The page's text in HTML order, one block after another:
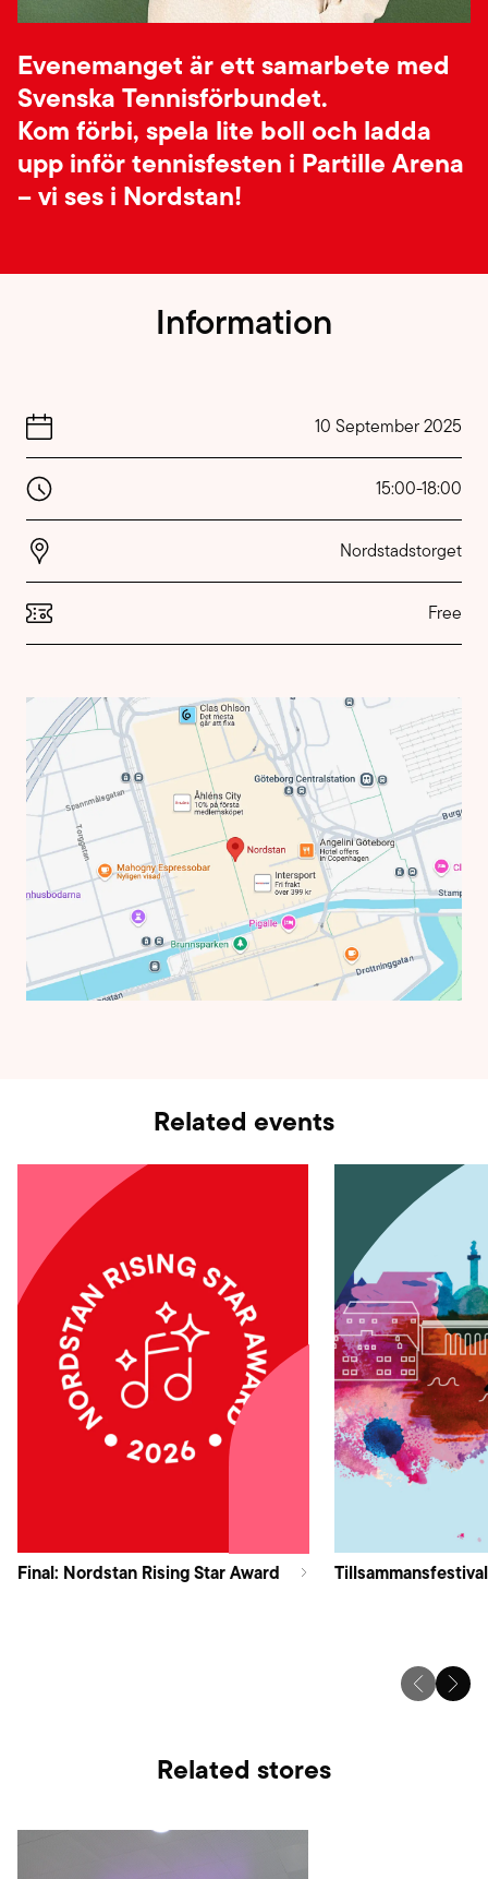
Evenemanget är ett samarbete med
Svenska Tennisförbundet.
Kom förbi, spela lite boll och ladda
upp inför tennisfesten i Partille Arena
– vi ses i Nordstan!
Information
10 September 2025
15:00-18:00
Nordstadstorget
Free
Related events
Final: Nordstan Rising Star Award
Related stores